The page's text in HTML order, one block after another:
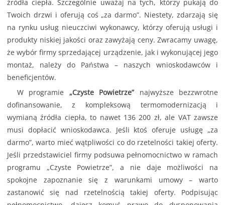
źródła ciepła. Szczególnie uważaj na tych, którzy pukają do
Twoich drzwi i oferują coś „za darmo”. Niestety, zdarzają się
na rynku usług nieuczciwi wykonawcy, którzy oferują usługi i
produkty niskiej jakości oraz zawyżają ceny. Zwracamy uwagę,
że wybór firmy sprzedającej urządzenie, jak i wykonującej jego
montaż, należy do Państwa – naszych wnioskodawców i
beneficjentów.
W programie „Czyste Powietrze” najwyższe bezzwrotne
dofinansowanie, z kompleksową termomodernizacją i
wymianą źródła ciepła, to nawet 136 200 zł, ale VAT zawsze
musi dopłacić wnioskodawca. Jeśli ktoś oferuje usługę „za
darmo”, warto mieć wątpliwości co do rzetelności takiej oferty.
Jeśli przedstawiciel firmy podsuwa pełnomocnictwo w ramach
programu „Czyste Powietrze”, a nie daje możliwości na
spokojne zapoznanie się z warunkami umowy – warto
zastanowić się nad rzetelnością takiej oferty. Podpisując